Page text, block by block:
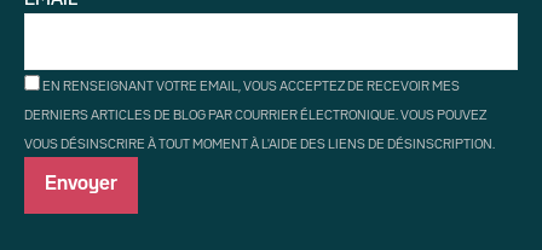
EN RENSEIGNANT VOTRE EMAIL, VOUS ACCEPTEZ DE RECEVOIR MES
DERNIERS ARTICLES DE BLOG PAR COURRIER ÉLECTRONIQUE. VOUS POUVEZ
VOUS DÉSINSCRIRE À TOUT MOMENT À L'AIDE DES LIENS DE DÉSINSCRIPTION.